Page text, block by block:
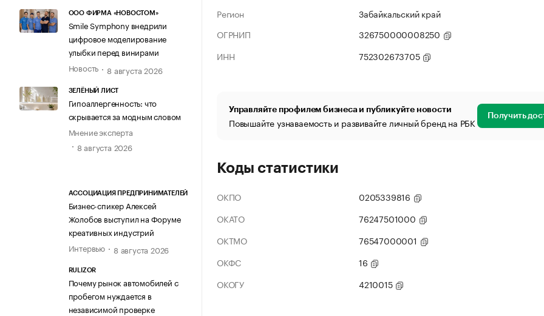
ООО ФИРМА «НОВОСТОМ»
Smile Symphony внедрили
цифровое моделирование
улыбки перед винирами
Новость
8 августа 2026
ЗЕЛЁНЫЙ ЛИСТ
Гипоаллергенность: что
скрывается за модным словом
Мнение эксперта
8 августа 2026
АССОЦИАЦИЯ ПРЕДПРИНИМАТЕЛЕЙ
Бизнес-спикер Алексей
Жолобов выступил на Форуме
креативных индустрий
Интервью
8 августа 2026
RULIZOR
Почему рынок автомобилей с
пробегом нуждается в
независимой проверке
Регион
Забайкальский край
ОГРНИП
326750000008250
ИНН
752302673705
Управляйте профилем бизнеса и публикуйте новости
Повышайте узнаваемость и развивайте личный бренд на РБК Получить
Коды статистики
ОКПО
0205339816
ОКАТО
76247501000
ОКТМО
76547000001
ОКФС
16
ОКОГУ
4210015